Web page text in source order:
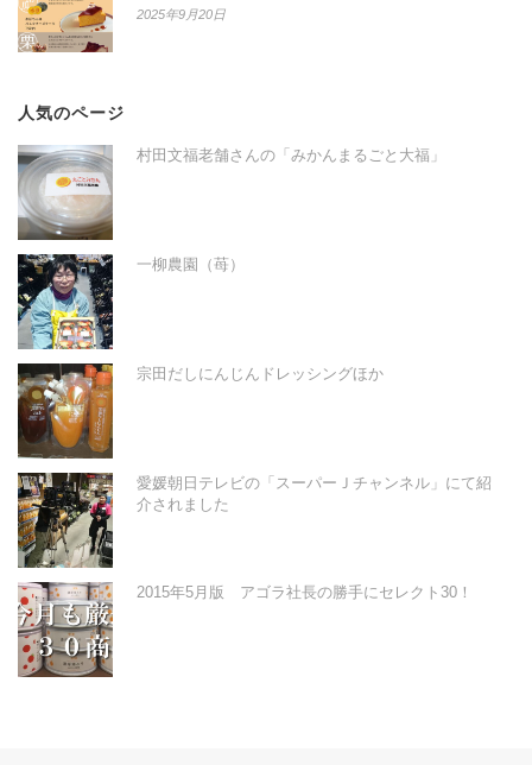
2025年9月20日
人気のページ
村田文福老舗さんの「みかんまるごと大福」
一柳農園（苺）
宗田だしにんじんドレッシングほか
愛媛朝日テレビの「スーパーＪチャンネル」にて紹
介されました
2015年5月版 アゴラ社長の勝手にセレクト30！